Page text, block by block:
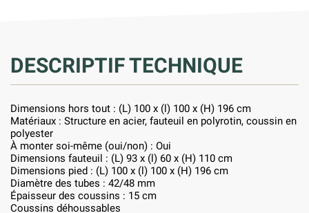
DESCRIPTIF TECHNIQUE
Dimensions hors tout : (L) 100 x (l) 100 x (H) 196 cm
Matériaux : Structure en acier, fauteuil en polyrotin, coussin en
polyester
À monter soi-même (oui/non) : Oui
Dimensions fauteuil : (L) 93 x (l) 60 x (H) 110 cm
Dimensions pied : (L) 100 x (l) 100 x (H) 196 cm
Diamètre des tubes : 42/48 mm
Épaisseur des coussins : 15 cm
Coussins déhoussables